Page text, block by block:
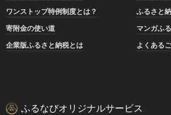
ワンストップ特例制度とは？
ふるさと
寄附金の使い道
マンガふ
企業版ふるさと納税とは
よくある
ふるなびオリジナルサービス